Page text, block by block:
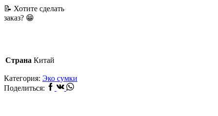
📝 Хотите сделать
заказ? 😁
Страна Китай
Категория: Эко сумки
Поделиться: Facebook
Vk Whatsapp